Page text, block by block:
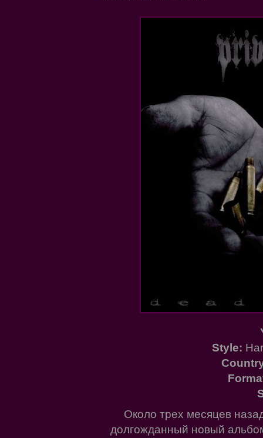
Style:
Около трех месяцев
долгожданный новый